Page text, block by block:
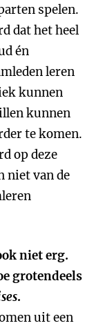
spelen.
dat het heel
én
leren
kunnen
kunnen
te komen.
op deze
niet van de
niet erg.
grotendeels
.
uit een